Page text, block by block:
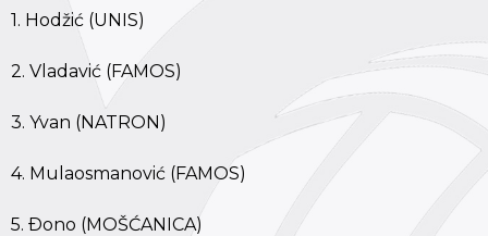
1. Hodžić (UNIS)
2. Vladavić (FAMOS)
3. Yvan (NATRON)
4. Mulaosmanović (FAMOS)
5. Ðono (MOŠĆANICA)